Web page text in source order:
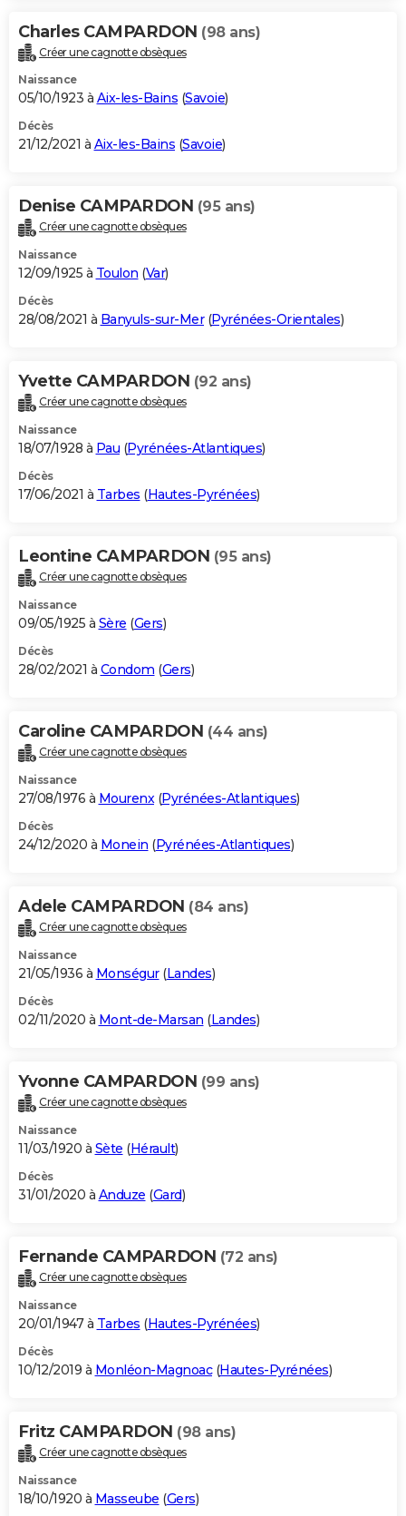
Charles CAMPARDON (98 ans)
Créer une cagnotte obsèques
Naissance
05/10/1923 à Aix-les-Bains (Savoie)
Décès
21/12/2021 à Aix-les-Bains (Savoie)
Denise CAMPARDON (95 ans)
Créer une cagnotte obsèques
Naissance
12/09/1925 à Toulon (Var)
Décès
28/08/2021 à Banyuls-sur-Mer(Pyrénées-Orientales)
Yvette CAMPARDON (92 ans)
Créer une cagnotte obsèques
Naissance
18/07/1928 à Pau (Pyrénées-Atlantiques)
Décès
17/06/2021 à Tarbes (Hautes-Pyrénées)
Leontine CAMPARDON (95 ans)
Créer une cagnotte obsèques
Naissance
09/05/1925 à Sère (Gers)
Décès
28/02/2021 à Condom (Gers)
Caroline CAMPARDON (44 ans)
Créer une cagnotte obsèques
Naissance
27/08/1976 à Mourenx(Pyrénées-Atlantiques)
Décès
24/12/2020 à Monein (Pyrénées-Atlantiques)
Adele CAMPARDON (84 ans)
Créer une cagnotte obsèques
Naissance
21/05/1936 à Monségur(Landes)
Décès
02/11/2020 à Mont-de-Marsan (Landes)
Yvonne CAMPARDON (99 ans)
Créer une cagnotte obsèques
Naissance
11/03/1920 à Sète (Hérault)
Décès
31/01/2020 à Anduze (Gard)
Fernande CAMPARDON (72 ans)
Créer une cagnotte obsèques
Naissance
20/01/1947 à Tarbes (Hautes-Pyrénées)
Décès
10/12/2019 à Monléon-Magnoac(Hautes-Pyrénées)
Fritz CAMPARDON (98 ans)
Créer une cagnotte obsèques
Naissance
18/10/1920 à Masseube (Gers)